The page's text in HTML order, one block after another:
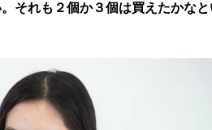
それも２個か３個は買えたかな